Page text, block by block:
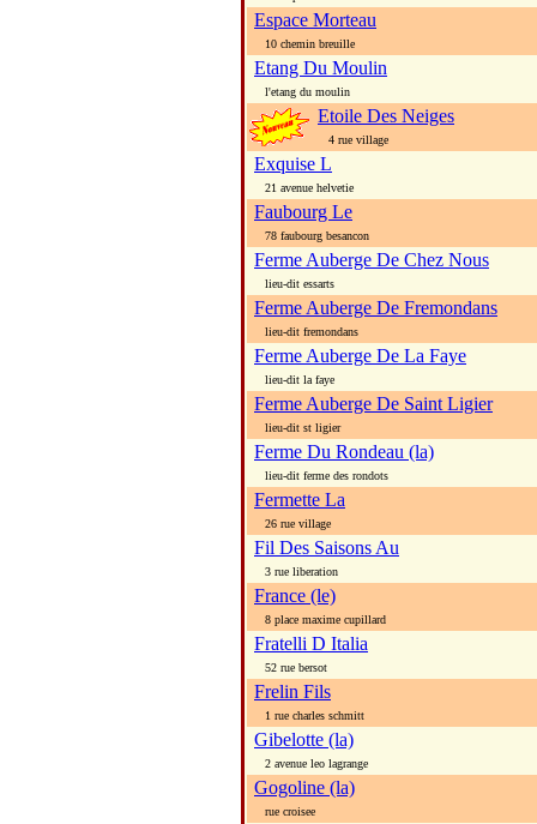
Espace Morteau
10 chemin breuille
Etang Du Moulin
l'etang du moulin
Etoile Des Neiges
4 rue village
Exquise L
21 avenue helvetie
Faubourg Le
78 faubourg besancon
Ferme Auberge De Chez Nous
lieu-dit essarts
Ferme Auberge De Fremondans
lieu-dit fremondans
Ferme Auberge De La Faye
lieu-dit la faye
Ferme Auberge De Saint Ligier
lieu-dit st ligier
Ferme Du Rondeau (la)
lieu-dit ferme des rondots
Fermette La
26 rue village
Fil Des Saisons Au
3 rue liberation
France (le)
8 place maxime cupillard
Fratelli D Italia
52 rue bersot
Frelin Fils
1 rue charles schmitt
Gibelotte (la)
2 avenue leo lagrange
Gogoline (la)
rue croisee